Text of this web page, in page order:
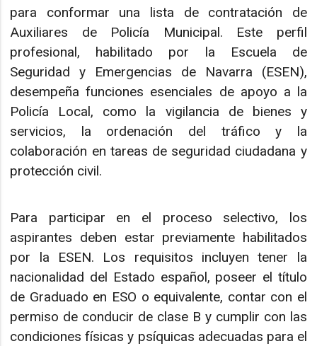
para conformar una lista de contratación de
Auxiliares de Policía Municipal. Este perfil
profesional, habilitado por la Escuela de
Seguridad y Emergencias de Navarra (ESEN),
desempeña funciones esenciales de apoyo a la
Policía Local, como la vigilancia de bienes y
servicios, la ordenación del tráfico y la
colaboración en tareas de seguridad ciudadana y
protección civil.
Para participar en el proceso selectivo, los
aspirantes deben estar previamente habilitados
por la ESEN. Los requisitos incluyen tener la
nacionalidad del Estado español, poseer el título
de Graduado en ESO o equivalente, contar con el
permiso de conducir de clase B y cumplir con las
condiciones físicas y psíquicas adecuadas para el